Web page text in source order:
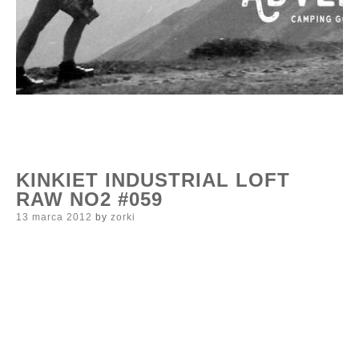
KINKIET INDUSTRIAL LOFT
RAW NO2 #059
Posted
13 marca 2012 by zorki